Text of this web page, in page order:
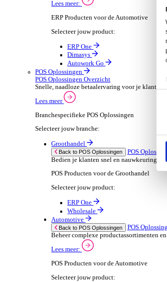
ERP Producten voor de
Selecteer jouw product:
ERP One
ERP Go
Wholesale
Dimasys
AGP Trade
Verhuur
Back to ERP Oplossingen
Verhoog de bezetting en
Lees meer:
ERP Producten voor de
Selecteer jouw product:
Onrent One
Onrent Office
Onrent Go
AGP Rent
Automotive
Back to ERP Oplossingen
Van voorraad tot verkoop en